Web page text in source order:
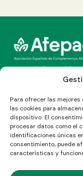
Para ofrecer las
las cookies para
dispositivo. El
procesar datos como el
identificaciones únicas
consentimiento, puede
características y
Canal Line
Síguenos
C/ Aragón 208, Ático
08011 Barcelona,
Cómo llegar
T: (+34) 934 513 155